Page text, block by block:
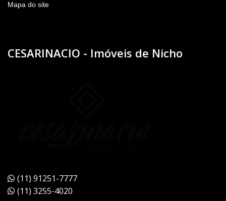
Mapa do site
CESARINACIO - Imóveis de Nicho
(11) 91251-7777
(11) 3255-4020